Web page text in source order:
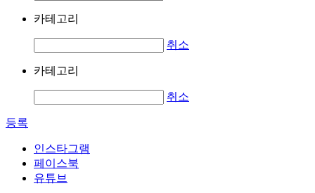
카테고리
취소
카테고리
취소
등록
인스타그램
페이스북
유튜브